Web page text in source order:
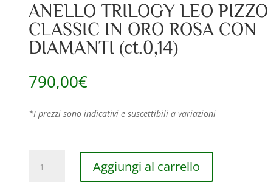
ANELLO TRILOGY LEO PIZZO
CLASSIC IN ORO ROSA CON
DIAMANTI (ct.0,14)
790,00€
*I prezzi sono indicativi e suscettibili a variazioni
TRILOGY
Aggiungi al carrello